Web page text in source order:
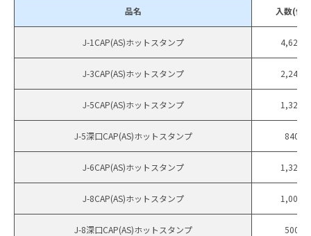
品名 入数(個)
J-1CAP(AS)ホットスタンプ 4,620
J-3CAP(AS)ホットスタンプ 2,244
J-5CAP(AS)ホットスタンプ 1,320
J-5深口CAP(AS)ホットスタンプ 840
J-6CAP(AS)ホットスタンプ 1,320
J-8CAP(AS)ホットスタンプ 1,000
J-8深口CAP(AS)ホットスタンプ 500